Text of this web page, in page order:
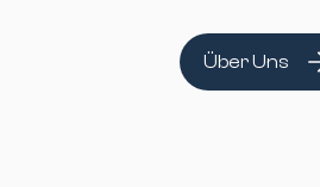
Über Uns